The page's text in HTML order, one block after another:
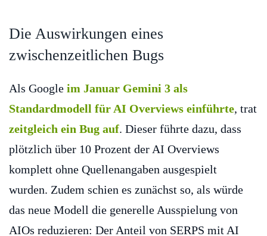
Die Auswirkungen eines
zwischenzeitlichen Bugs
Als Google im Januar Gemini 3 als
Standardmodell für AI Overviews einführte, trat
zeitgleich ein Bug auf. Dieser führte dazu, dass
plötzlich über 10 Prozent der AI Overviews
komplett ohne Quellenangaben ausgespielt
wurden. Zudem schien es zunächst so, als würde
das neue Modell die generelle Ausspielung von
AIOs reduzieren: Der Anteil von SERPS mit AI